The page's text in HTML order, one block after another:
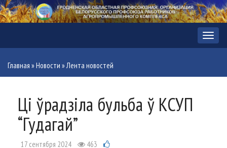
Меню
Главная »Новости »Лента новостей
Ці ўрадзіла бульба ў КСУП
“Гудагай”
17 сентября 2024 463